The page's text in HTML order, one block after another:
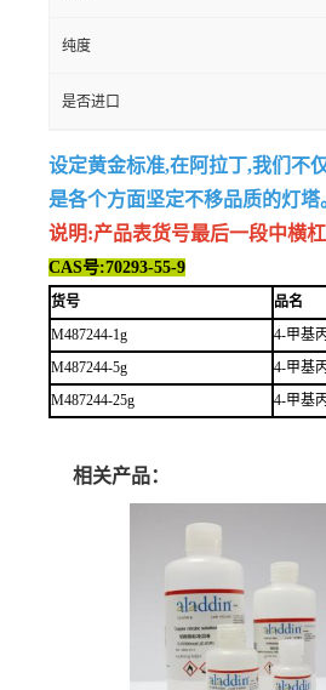
纯度
是否进口
设定黄金标准,在阿拉丁,我们不
是各个方面坚定不移品质的灯塔
说明:产品表货号最后一段中横
CAS号:70293-55-9
货号 品名
M487244-1g
4-甲基
M487244-5g
4-甲基
M487244-25g
4-甲基
相关产品：